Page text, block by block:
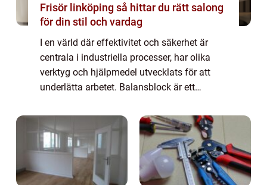
Frisör linköping så hittar du rätt salong
för din stil och vardag
I en värld där effektivitet och säkerhet är
centrala i industriella processer, har olika
verktyg och hjälpmedel utvecklats för att
underlätta arbetet. Balansblock är ett